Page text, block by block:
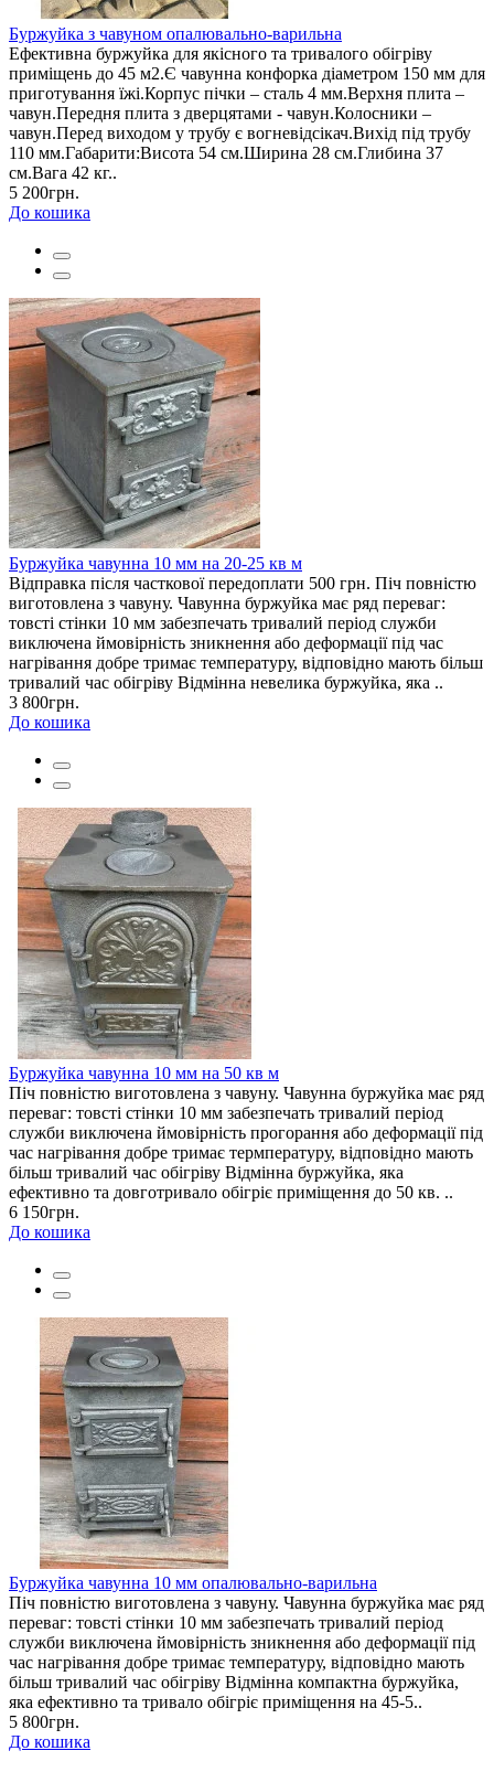
Буржуйка з чавуном опалювально-варильна
Ефективна буржуйка для якісного та тривалого обігріву
приміщень до 45 м2.Є чавунна конфорка діаметром 150 мм для
приготування їжі.Корпус пічки – сталь 4 мм.Верхня плита –
чавун.Передня плита з дверцятами - чавун.Колосники –
чавун.Перед виходом у трубу є вогневідсікач.Вихід під трубу
110 мм.Габарити:Висота 54 см.Ширина 28 см.Глибина 37
см.Вага 42 кг..
5 200грн.
До кошика
Буржуйка чавунна 10 мм на 20-25 кв м
Відправка після часткової передоплати 500 грн. Піч повністю
виготовлена з чавуну. Чавунна буржуйка має ряд переваг:
товсті стінки 10 мм забезпечать тривалий період служби
виключена ймовірність зникнення або деформації під час
нагрівання добре тримає температуру, відповідно мають більш
тривалий час обігріву Відмінна невелика буржуйка, яка ..
3 800грн.
До кошика
Буржуйка чавунна 10 мм на 50 кв м
Піч повністю виготовлена з чавуну. Чавунна буржуйка має ряд
переваг: товсті стінки 10 мм забезпечать тривалий період
служби виключена ймовірність прогорання або деформації під
час нагрівання добре тримає термпературу, відповідно мають
більш тривалий час обігріву Відмінна буржуйка, яка
ефективно та довготривало обігріє приміщення до 50 кв. ..
6 150грн.
До кошика
Буржуйка чавунна 10 мм опалювально-варильна
Піч повністю виготовлена з чавуну. Чавунна буржуйка має ряд
переваг: товсті стінки 10 мм забезпечать тривалий період
служби виключена ймовірність зникнення або деформації під
час нагрівання добре тримає температуру, відповідно мають
більш тривалий час обігріву Відмінна компактна буржуйка,
яка ефективно та тривало обігріє приміщення на 45-5..
5 800грн.
До кошика